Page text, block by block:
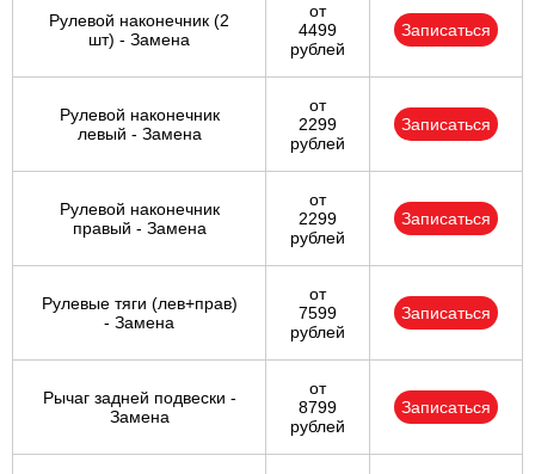
Рулевой наконечник (2
шт) - Замена
от
4499
рублей
Записаться
Рулевой наконечник
левый - Замена
от
2299
рублей
Записаться
Рулевой наконечник
правый - Замена
от
2299
рублей
Записаться
Рулевые тяги (лев+прав)
- Замена
от
7599
рублей
Записаться
Рычаг задней подвески -
Замена
от
8799
рублей
Записаться